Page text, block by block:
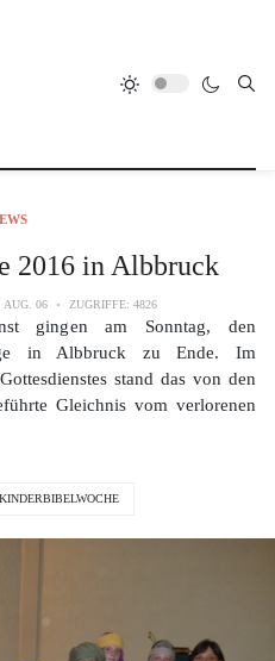
2016 in Albbruck
AUG. 06 ZUGRIFFE: 4826
gingen am Sonntag, den
in Albbruck zu Ende. Im
stand das von den
Gleichnis vom verlorenen
KINDERBIBELWOCHE